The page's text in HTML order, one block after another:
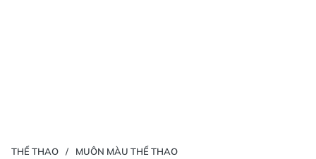
THỂ THAO MUÔN MÀU THỂ THAO